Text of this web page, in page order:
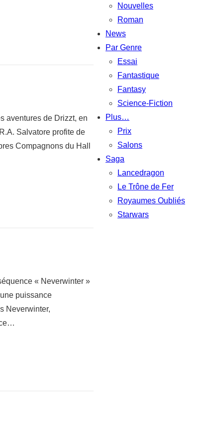
aventures de Drizzt, en
Salvatore profite de
Compagnons du Hall
« Neverwinter »
puissance
Neverwinter,
Nouvelles
Roman
News
Par Genre
Essai
Fantastique
Fantasy
Science-Fiction
Plus…
Prix
Salons
Saga
Lancedragon
Le Trône de Fer
Royaumes Oubliés
Starwars